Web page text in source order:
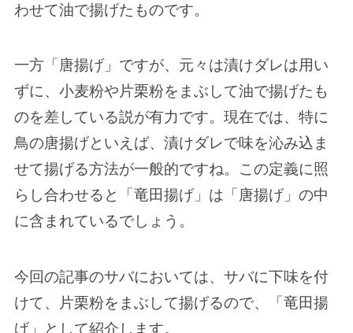
わせて油で揚げたものです。
一方「唐揚げ」ですが、元々は漬けダレは用い
ずに、小麦粉や片栗粉をまぶして油で揚げたも
のを差している説が有力です。現在では、特に
鳥の唐揚げといえば、漬けダレで味を沁み込ま
せて揚げる方法が一般的ですね。この定義に照
らし合わせると「竜田揚げ」は「唐揚げ」の中
に含まれているでしょう。
今回の記事のサバにおいては、サバに下味を付
けて、片栗粉をまぶして揚げるので、「竜田揚
げ」として紹介します。